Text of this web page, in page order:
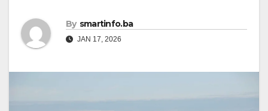
By smartinfo.ba
JAN 17, 2026